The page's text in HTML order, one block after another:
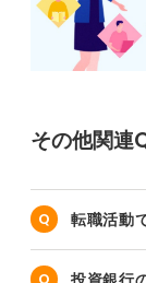
その他関連
転職活動